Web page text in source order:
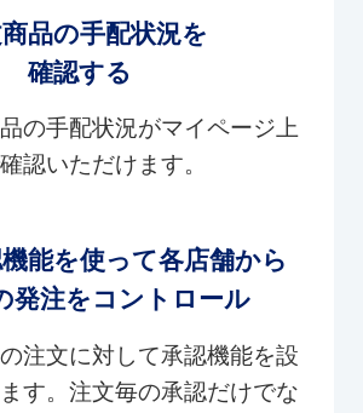
品の手配状況を
確認する
の手配状況がマイページ上
認いただけます。
能を使って各店舗から
発注をコントロール
注文に対して承認機能を設
す。注文毎の承認だけでな